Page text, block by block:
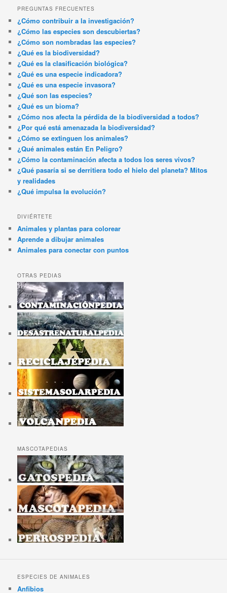
PREGUNTAS FRECUENTES
¿Cómo contribuir a la investigación?
¿Cómo las especies son descubiertas?
¿Cómo son nombradas las especies?
¿Qué es la biodiversidad?
¿Qué es la clasificación biológica?
¿Qué es una especie indicadora?
¿Qué es una especie invasora?
¿Qué son las especies?
¿Qué es un bioma?
¿Cómo nos afecta la pérdida de la biodiversidad a todos?
¿Por qué está amenazada la biodiversidad?
¿Cómo se extinguen los animales?
¿Qué animales están En Peligro?
¿Cómo la contaminación afecta a todos los seres vivos?
¿Qué pasaría si se derritiera todo el hielo del planeta? Mitos
y realidades
¿Qué impulsa la evolución?
DIVIÉRTETE
Animales y plantas para colorear
Aprende a dibujar animales
Animales para conectar con puntos
OTRAS PEDIAS
MASCOTAPEDIAS
ESPECIES DE ANIMALES
Anfibios